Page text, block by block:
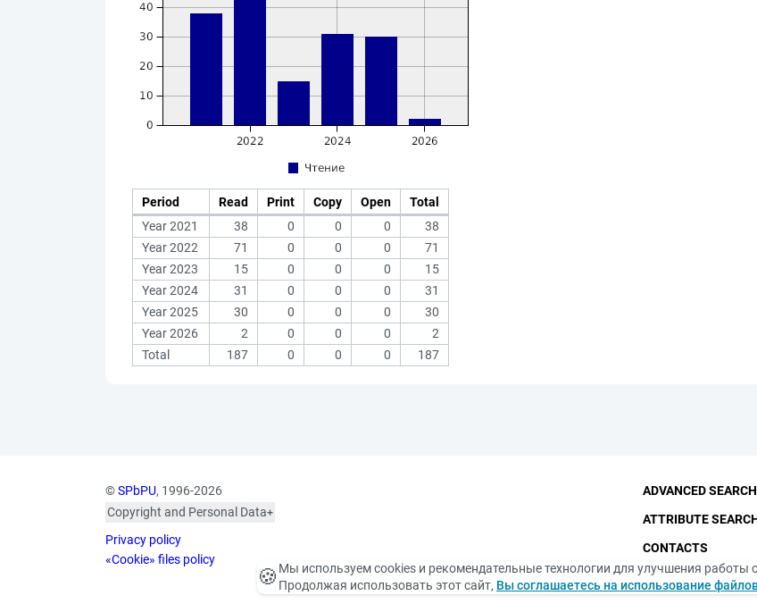
Period Read Print Copy Open
Total
Year 2021
38 0 0 0
38
Year 2022
71 0 0 0
71
Year 2023
15 0 0 0
15
Year 2024
31 0 0 0
31
Year 2025
30 0 0 0
30
Year 2026
2 0 0 0
2
Total
187 0 0 0 187
©SPbPU, 1996-2026
Copyright and Personal Data
published with the
consent of the individuals
Privacy policy
«Cookie» files policy
ADVANCED SEARCH
ATTRIBUTE
CONTACTS
THE
🍪 Мы используем cookies и рекомендательные технологии для улучшения работы
Продолжая использовать этот сайт, Вы соглашаетесь на использование